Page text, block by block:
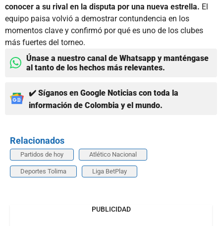
conocer a su rival en la disputa por una nueva estrella. El
equipo paisa volvió a demostrar contundencia en los
momentos clave y confirmó por qué es uno de los clubes
más fuertes del torneo.
Únase a nuestro canal de Whatsapp y manténgase
al tanto de los hechos más relevantes.
✔️ Síganos en Google Noticias con toda la
información de Colombia y el mundo.
Relacionados
Partidos de hoy Atlético Nacional
Deportes Tolima Liga BetPlay
PUBLICIDAD